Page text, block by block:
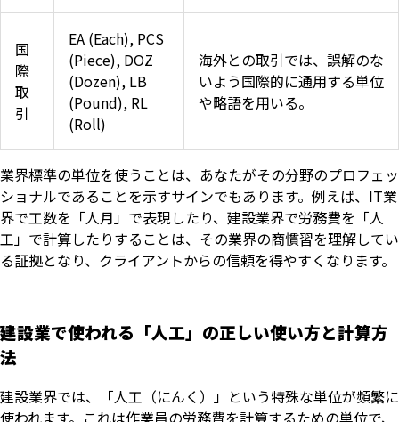
国
際
取
引
EA (Each), PCS
(Piece), DOZ
(Dozen), LB
(Pound), RL
(Roll)
海外との取引では、誤解のな
いよう国際的に通用する単位
や略語を用いる。
業界標準の単位を使うことは、あなたがその分野のプロフェッ
ショナルであることを示すサインでもあります。例えば、IT業
界で工数を「人月」で表現したり、建設業界で労務費を「人
工」で計算したりすることは、その業界の商慣習を理解してい
る証拠となり、クライアントからの信頼を得やすくなります。
建設業で使われる「人工」の正しい使い方と計算方
法
建設業界では、「人工（にんく）」という特殊な単位が頻繁に